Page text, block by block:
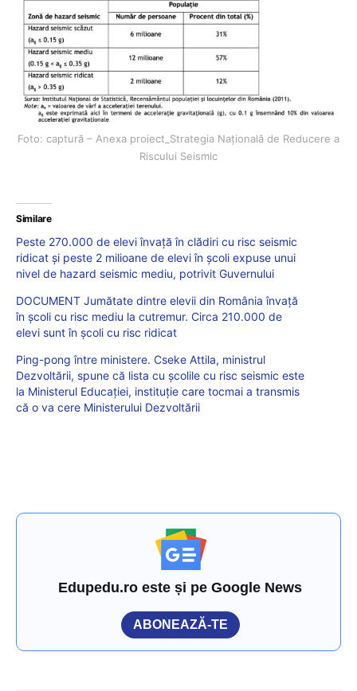
Foto: captură – Anexa proiect_Strategia Națională de Reducere a
Riscului Seismic
Similare
Peste 270.000 de elevi învață în clădiri cu risc seismic
ridicat și peste 2 milioane de elevi în școli expuse unui
nivel de hazard seismic mediu, potrivit Guvernului
DOCUMENT Jumătate dintre elevii din România învață
în școli cu risc mediu la cutremur. Circa 210.000 de
elevi sunt în școli cu risc ridicat
Ping-pong între ministere. Cseke Attila, ministrul
Dezvoltării, spune că lista cu școlile cu risc seismic este
la Ministerul Educației, instituție care tocmai a transmis
că o va cere Ministerului Dezvoltării
Edupedu.ro este și pe Google News
ABONEAZĂ-TE